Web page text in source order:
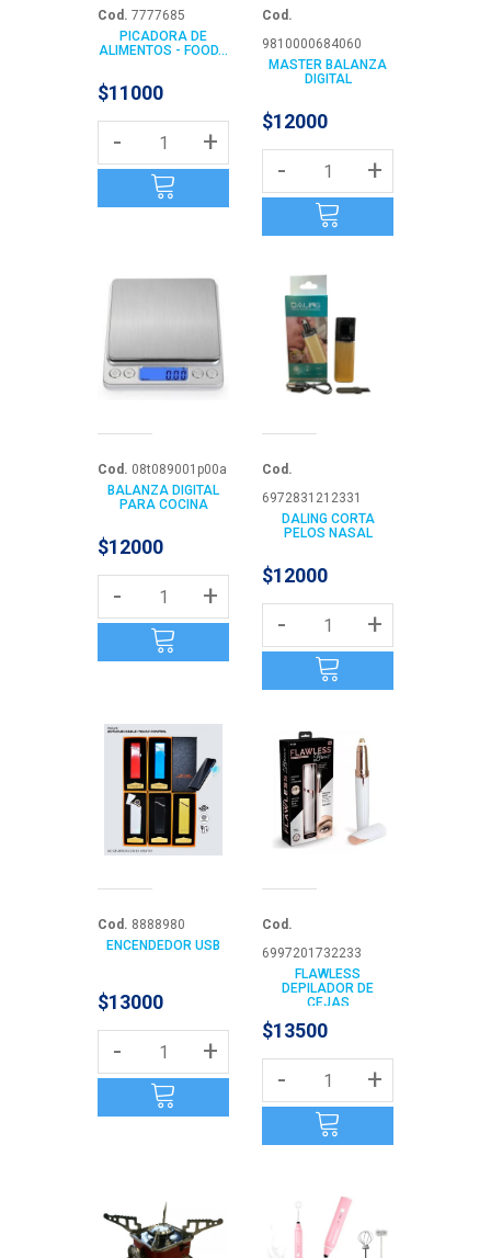
Cod. 7777685
PICADORA DE
ALIMENTOS - FOOD...
$11000
- +
Cod.
9810000684060
MASTER BALANZA
DIGITAL
$12000
- +
Cod. 08t089001p00a
BALANZA DIGITAL
PARA COCINA
$12000
- +
Cod.
6972831212331
DALING CORTA
PELOS NASAL
$12000
- +
Cod. 8888980
ENCENDEDOR USB
$13000
- +
Cod.
6997201732233
FLAWLESS
DEPILADOR DE
CEJAS
$13500
- +